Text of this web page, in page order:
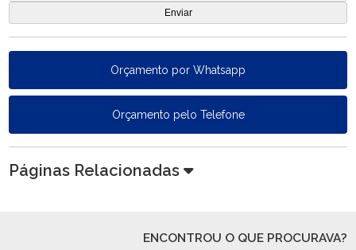
Orçamento por Whatsapp
Orçamento pelo Telefone
Páginas Relacionadas
ENCONTROU O QUE PROCURAVA?